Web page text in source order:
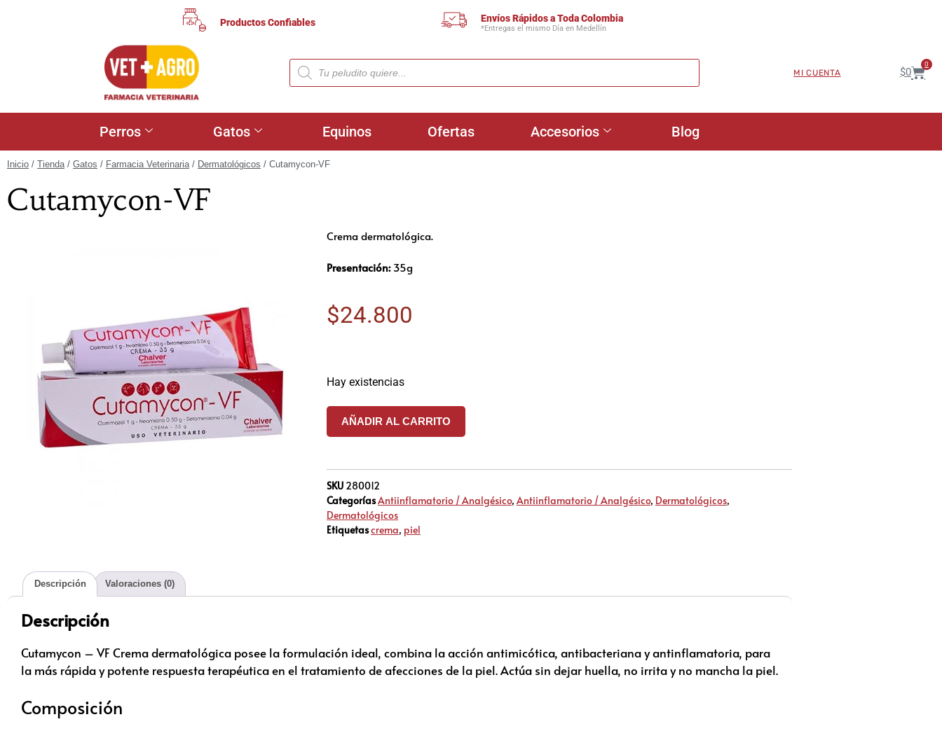
Productos Confiables Envíos Rápidos a Toda Colombia
*Entregas el mismo Día en Medellín
MI CUENTA $0
0
Perros Gatos Equinos Ofertas Accesorios Blog
Inicio / Tienda/ Gatos / Farmacia Veterinaria/ Dermatológicos / Cutamycon-VF
Cutamycon-VF
Crema dermatológica.
Presentación:35g
$24.800
Hay existencias
AÑADIR AL CARRITO
SKU 280012
CategoríasAntiinflamatorio / Analgésico, Antiinflamatorio / Analgésico, Dermatológicos,
Dermatológicos
Etiquetascrema, piel
Descripción Valoraciones (0)
Descripción
Cutamycon – VF Crema dermatológica posee la formulación ideal, combina la acción antimicótica, antibacteriana y antinflamatoria, para
la más rápida y potente respuesta terapéutica en el tratamiento de afecciones de la piel. Actúa sin dejar huella, no irrita y no mancha la piel.
Composición